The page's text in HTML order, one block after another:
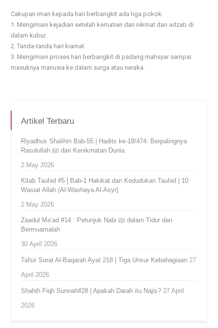
Cakupan iman kepada hari berbangkit ada tiga pokok:
1. Mengimani kejadian setelah kematian dan nikmat dan adzab di
dalam kubur.
2. Tanda-tanda hari kiamat.
3. Mengimani proses hari berbangkit di padang mahsyar sampai
masuknya manusia ke dalam surga atau neraka.
Artikel Terbaru
Riyadhus Shalihin Bab-55 | Hadits ke-18/474: Berpalingnya
Rasulullah ﷺ dari Kenikmatan Dunia
2 May 2026
Kitab Tauhid #5 | Bab-1 Hakikat dan Kedudukan Tauhid | 10
Wasiat Allah (Al-Washaya Al-Asyr)
2 May 2026
Zaadul Ma’ad #14 : Petunjuk Nabi ﷺ dalam Tidur dan
Bermuamalah
30 April 2026
Tafsir Surat Al-Baqarah Ayat 218 | Tiga Unsur Kebahagiaan 27
April 2026
Shahih Fiqh Sunnah#28 | Apakah Darah itu Najis? 27 April
2026